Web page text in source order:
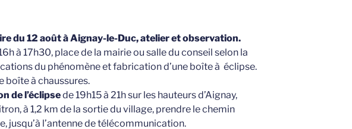
du 12 aoûtà Aignay-le-Duc, atelier et observation.
à 17h30, place de la mairie ou salle du conseil selon la
du phénomène et fabrication d’une boîte à éclipse.
boîte à chaussures.
de l’éclipsede 19h15 à 21h sur les hauteurs d’Aignay,
à 1,2 km de la sortie du village, prendre le chemin
jusqu’à l’antenne de télécommunication.